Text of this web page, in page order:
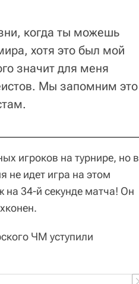
когда ты можешь
хотя это был мой
значит для меня
Мы запомним это
игроков на турнире, но в
не идет игра на этом
на 34-й секунде матча! Он
ЧМ уступили